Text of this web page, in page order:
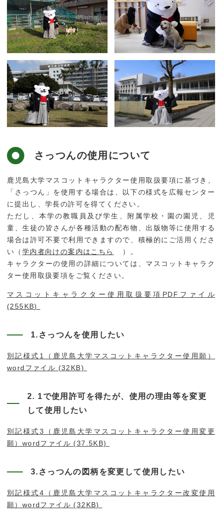
さっつんの使用について
鹿児島大学マスコットキャラクター使用取扱要項に基づき、
「さっつん」を使用する場合は、以下の様式を広報センター
に提出し、学長の許可を得てください。
ただし、本学の教職員及び学生、附属学校・園の園児、児
童、生徒の皆さんが各種活動の配布物、出版物等に使用する
場合は許可不要で利用できますので、積極的にご活用くださ
い（ 学内者向けの案内はこちら
）。
キャラクターの使用の詳細については、マスコットキャラク
ター使用取扱要項をご覧ください。
マスコットキャラクター使用取扱要項PDFファイル
(255KB)
1.さっつんを使用したい
別記様式1（鹿児島大学マスコットキャラクター使用願）
wordファイル (32KB)
2. 1で使用許可を得たが、使用の理由等を変更
して使用したい
別記様式3（鹿児島大学マスコットキャラクター使用変更
願）wordファイル (37.5KB)
3.さっつんの図柄を変更して使用したい
別記様式4（鹿児島大学マスコットキャラクター改変使用
願）wordファイル (32KB)